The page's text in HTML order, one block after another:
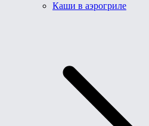
Каши в аэрогриле